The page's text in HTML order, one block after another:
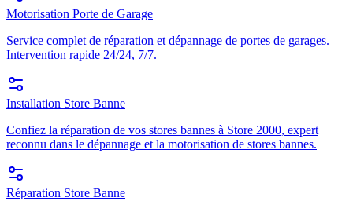
Motorisation Porte de Garage
Service complet de réparation et dépannage de portes de garages.
Intervention rapide 24/24, 7/7.
Installation Store Banne
Confiez la réparation de vos stores bannes à Store 2000, expert
reconnu dans le dépannage et la motorisation de stores bannes.
Réparation Store Banne